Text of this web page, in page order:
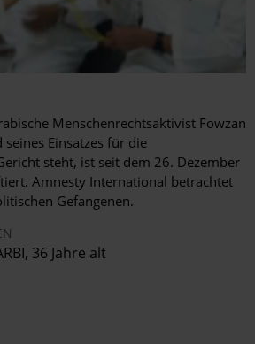
Menschenrechtsaktivist Fowzan
Einsatzes für die
steht, ist seit dem 26. Dezember
Amnesty International betrachtet
Gefangenen.
36 Jahre alt